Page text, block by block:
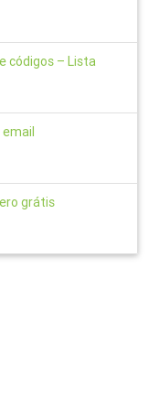
códigos – Lista
email
grátis